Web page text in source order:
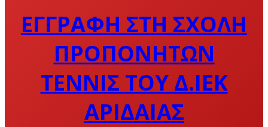
ΕΓΓΡΑΦΗ ΣΤΗ ΣΧΟΛΗ
ΠΡΟΠΟΝΗΤΩΝ
ΤΕΝΝΙΣ ΤΟΥ Δ.ΙΕΚ
ΑΡΙΔΑΙΑΣ